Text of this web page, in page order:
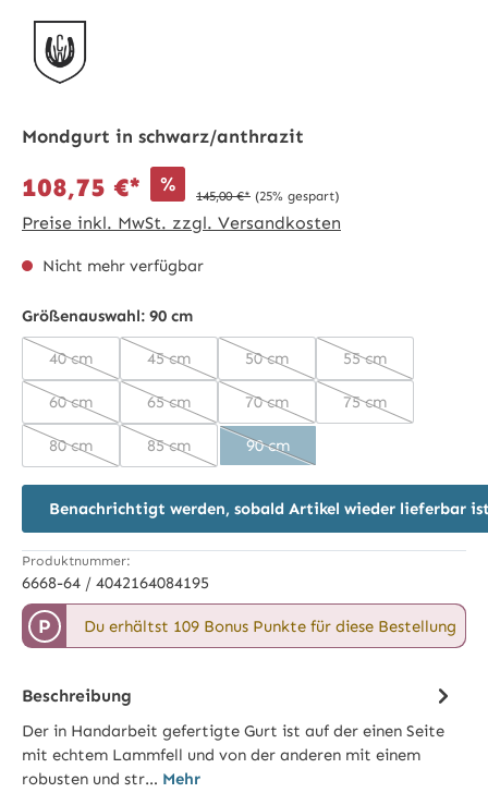
Mondgurt in schwarz/anthrazit
108,75 €* % 145,00 €* (25% gespart)
Preise inkl. MwSt. zzgl. Versandkosten
Nicht mehr verfügbar
Größenauswahl: 90 cm
40 cm
(Diese Option ist zurzeit nicht verfügbar.)
45 cm
(Diese Option ist zurzeit nicht verfügbar.)
50 cm
(Diese Option ist zurzeit nicht
55 cm
(Diese Option ist
60 cm
(Diese Option ist zurzeit nicht verfügbar.)
65 cm
(Diese Option ist zurzeit nicht verfügbar.)
70 cm
(Diese Option ist zurzeit nicht
75 cm
(Diese Option ist
80 cm
(Diese Option ist zurzeit nicht verfügbar.)
85 cm
(Diese Option ist zurzeit nicht verfügbar.)
90 cm
(Diese Option ist zurzeit nicht
Benachrichtigt werden, sobald Artikel wieder lieferbar
Produktnummer:
6668-64 / 4042164084195
P Du erhältst 109 Bonus Punkte für diese Bestellung
Beschreibung
Der in Handarbeit gefertigte Gurt ist auf der einen Seite
mit echtem Lammfell und von der anderen mit einem
robusten und str… Mehr